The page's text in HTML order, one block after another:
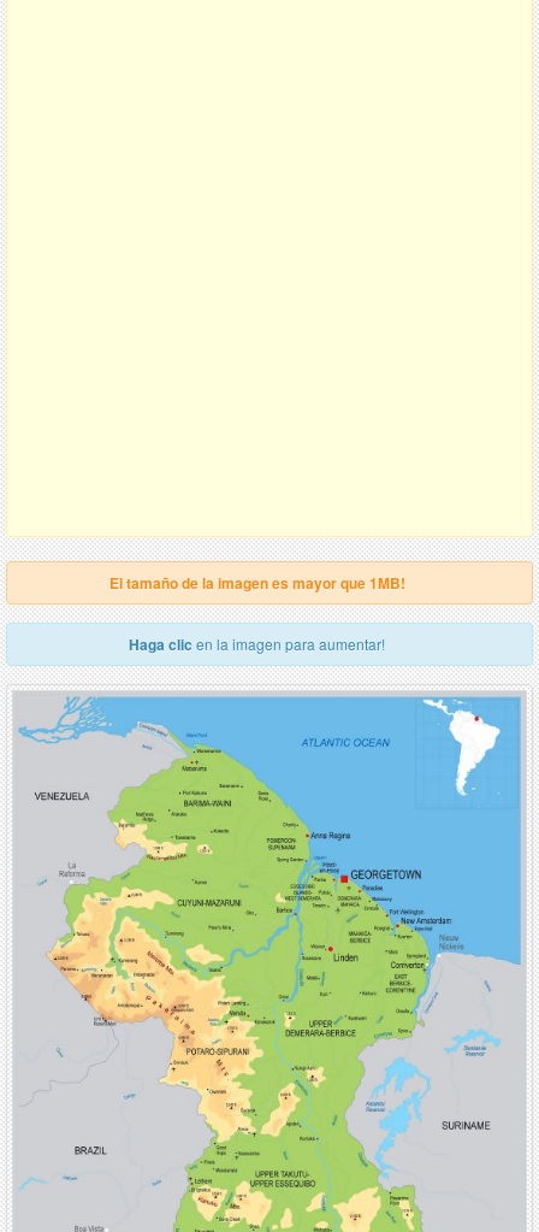
El tamaño de la imagen es mayor que 1MB!
Haga clic en la imagen para aumentar!